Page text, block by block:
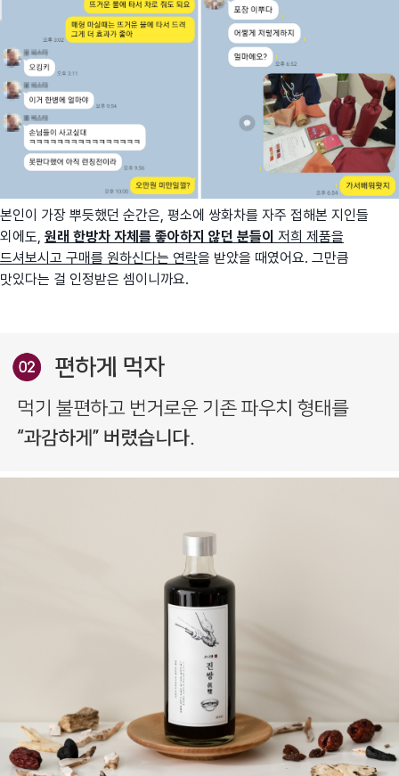
본인이 가장 뿌듯했던 순간은, 평소에 쌍화차를 자주 접해본 지인들
외에도, 원래 한방차 자체를 좋아하지 않던 분들이 저희 제품을
드셔보시고 구매를 원하신다는 연락을 받았을 때였어요. 그만큼
맛있다는 걸 인정받은 셈이니까요.